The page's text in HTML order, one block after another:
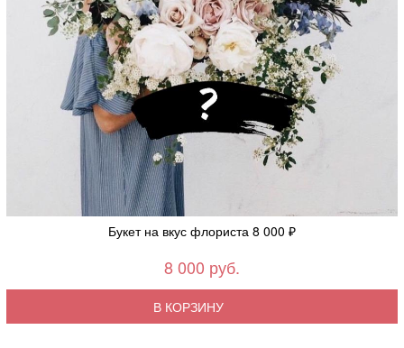
Букет на вкус флориста 8 000 ₽
8 000 руб.
В КОРЗИНУ